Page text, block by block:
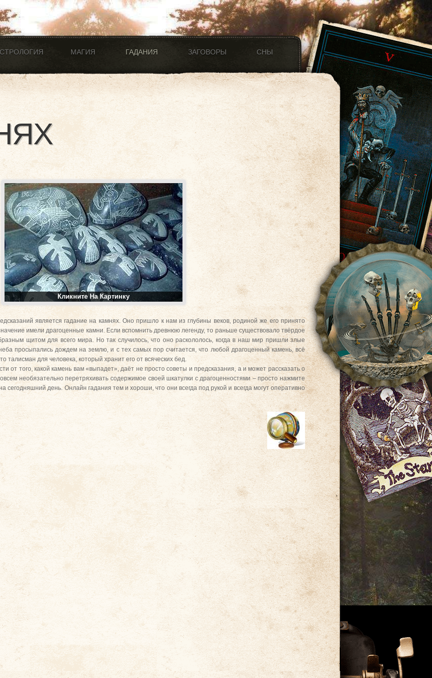
МАГИЯ ГАДАНИЯ ЗАГОВОРЫ СНЫ
Кликните На Картинку
является гадание на камнях. Оно пришло к нам из глубины веков, родиной же его принято
имели драгоценные камни. Если вспомнить древнюю легенду, то раньше существовало твёрдое
щитом для всего мира. Но так случилось, что оно раскололось, когда в наш мир пришли злые
просыпались дождем на землю, и с тех самых пор считается, что любой драгоценный камень, всё
для человека, который хранит его от всяческих бед.
от того, какой камень вам «выпадет», даёт не просто советы и предсказания, а и может рассказать о
необязательно перетряхивать содержимое своей шкатулки с драгоценностями – просто нажмите
сегодняшний день. Онлайн гадания тем и хороши, что они всегда под рукой и всегда могут оперативно